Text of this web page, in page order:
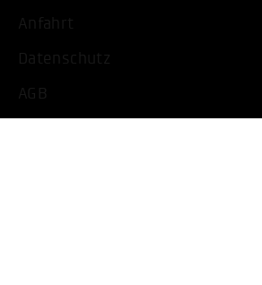
Anfahrt
Datenschutz
AGB